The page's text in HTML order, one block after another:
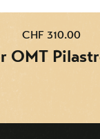
CHF 310.00
OMT